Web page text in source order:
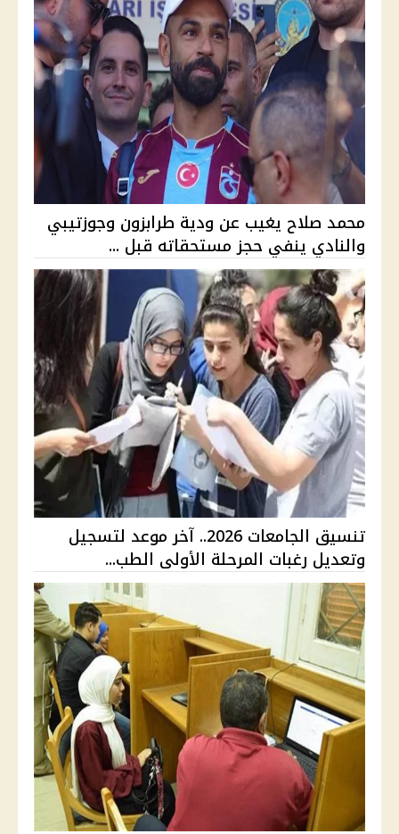
محمد صلاح يغيب عن ودية طرابزون وجوزتيبي
والنادي ينفي حجز مستحقاته قبل ...
تنسيق الجامعات 2026.. آخر موعد لتسجيل
وتعديل رغبات المرحلة الأولى الطب...